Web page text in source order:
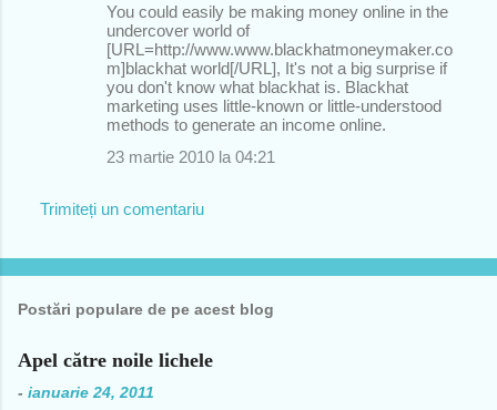
You could easily be making money online in the
undercover world of
[URL=http://www.www.blackhatmoneymaker.co
m]blackhat world[/URL], It's not a big surprise if
you don't know what blackhat is. Blackhat
marketing uses little-known or little-understood
methods to generate an income online.
23 martie 2010 la 04:21
Trimiteți un comentariu
Postări populare de pe acest blog
Apel către noile lichele
- ianuarie 24, 2011